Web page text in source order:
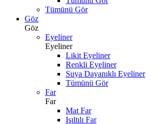
Tümünü Gör
Göz
Göz
Eyeliner
Eyeliner
Likit Eyeliner
Renkli Eyeliner
Suya Dayanıklı Eyeliner
Tümünü Gör
Far
Far
Mat Far
Işıltılı Far